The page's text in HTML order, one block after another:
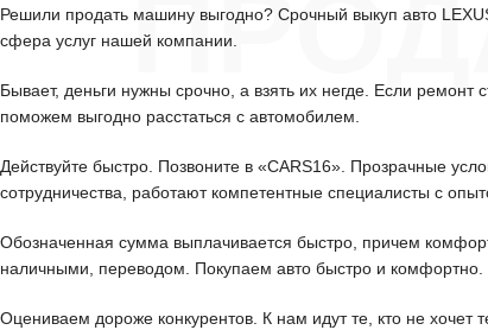
Решили продать машину выгодно? Срочный выкуп авто
сфера услуг нашей компании.
Бывает, деньги нужны срочно, а взять их негде. Если ремонт
поможем выгодно расстаться с автомобилем.
Действуйте быстро. Позвоните в «CARS16». Прозрачные
сотрудничества, работают компетентные специалисты с
Обозначенная сумма выплачивается быстро, причем
наличными, переводом. Покупаем авто быстро и комфортно.
Оцениваем дороже конкурентов. К нам идут те, кто не хочет